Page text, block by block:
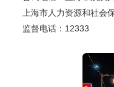
上海市人力资源和社会
监督电话：12333